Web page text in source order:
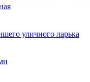
уличного ларька